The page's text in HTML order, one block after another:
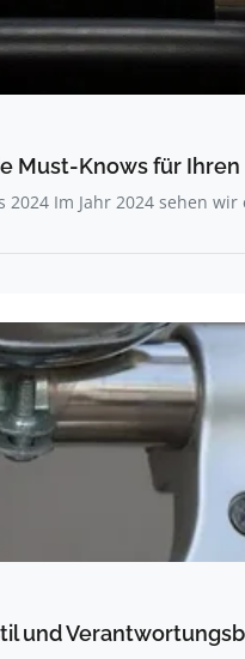
Must-Knows für
2024 Im Jahr 2024 sehen
und